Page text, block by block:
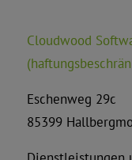
Cloudwood
Eschenweg 29c
85399